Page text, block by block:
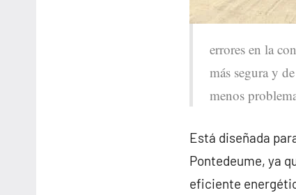
errores en la
más segura y
menos
Está diseñada
Pontedeume, ya
eficiente